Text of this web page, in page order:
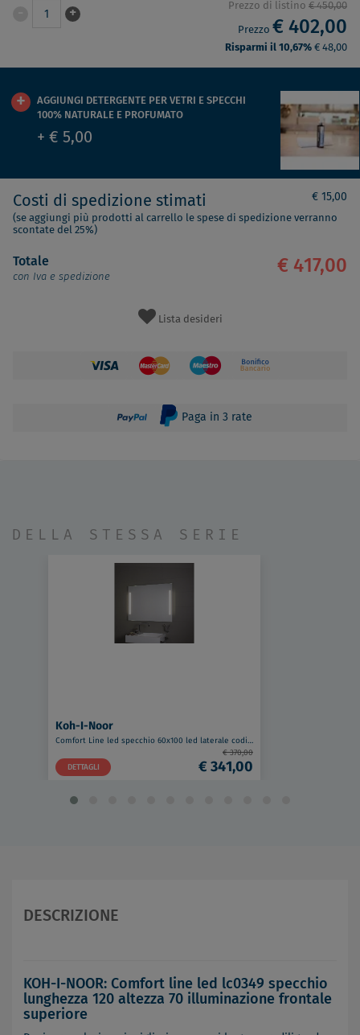
1 +
Prezzo di listino € 450,00
Prezzo € 402,00
Risparmi il 10,67% € 48,00
AGGIUNGI DETERGENTE PER VETRI E SPECCHI
100% NATURALE E PROFUMATO
+ € 5,00
Costi di spedizione stimati € 15,00
(se aggiungi più prodotti al carrello le spese di spedizione verranno
scontate del 25%)
Totale
con Iva e spedizione
€ 417,00
Lista desideri
Paga in 3 rate
DELLA STESSA SERIE
Koh-I-Noor
Comfort Line led specchio 60x100 led laterale codice prod: LC0315
DETTAGLI
€ 370,00
€ 341,00
DESCRIZIONE
KOH-I-NOOR: Comfort line led lc0349 specchio
lunghezza 120 altezza 70 illuminazione frontale
superiore